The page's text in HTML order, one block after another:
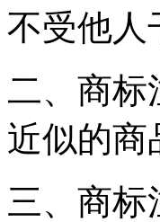
不受他人
二、商标
近似的商
三、商标